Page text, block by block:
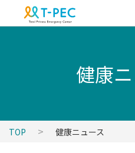
健康
TOP 健康ニュース